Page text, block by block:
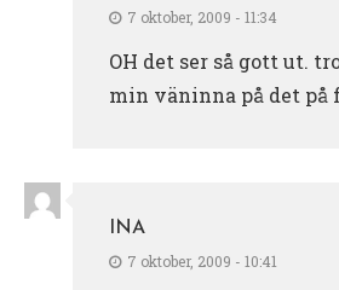
7 oktober, 2009 - 11:34
OH det ser så gott ut.
min väninna på det på
INA
7 oktober, 2009 - 10:41